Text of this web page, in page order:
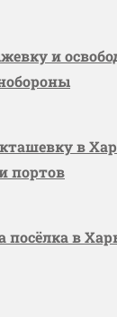
и
в
портов
в